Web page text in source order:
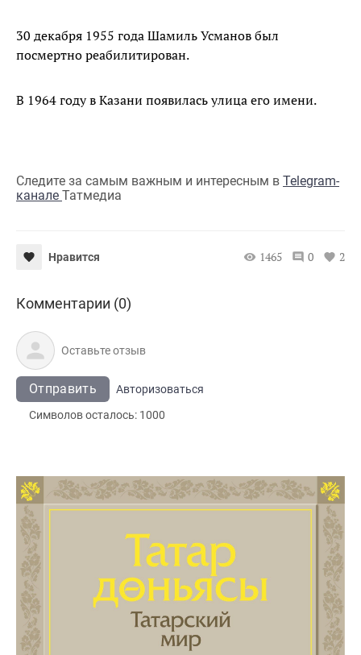
30 декабря 1955 года Шамиль Усманов был
посмертно реабилитирован.
В 1964 году в Казани появилась улица его имени.
Следите за самым важным и интересным в Telegram-
канале Татмедиа
Нравится 1465 0 2
Комментарии (0)
Отправить
Авторизоваться
Символов осталось: 1000